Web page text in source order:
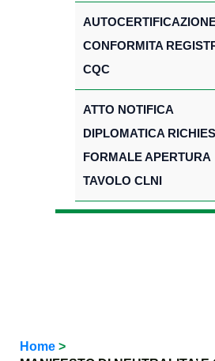
CONFORMITA
CQC
ATTO NOTIFICA
DIPLOMATICA
FORMALE APERTURA
TAVOLO CLNI
Home